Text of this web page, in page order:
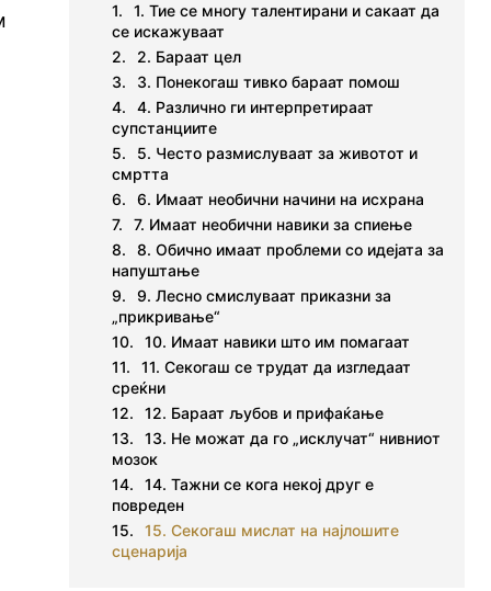
1. Тие се многу талентирани и сакаат да
се искажуваат
2. Бараат цел
3. Понекогаш тивко бараат помош
4. Различно ги интерпретираат
супстанциите
5. Често размислуваат за животот и
смртта
6. Имаат необични начини на исхрана
7. Имаат необични навики за спиење
8. Обично имаат проблеми со идејата за
напуштање
9. Лесно смислуваат приказни за
„прикривање“
10. Имаат навики што им помагаат
11. Секогаш се трудат да изгледаат
среќни
12. Бараат љубов и прифаќање
13. Не можат да го „исклучат“ нивниот
мозок
14. Тажни се кога некој друг е
повреден
15. Секогаш мислат на најлошите
сценарија